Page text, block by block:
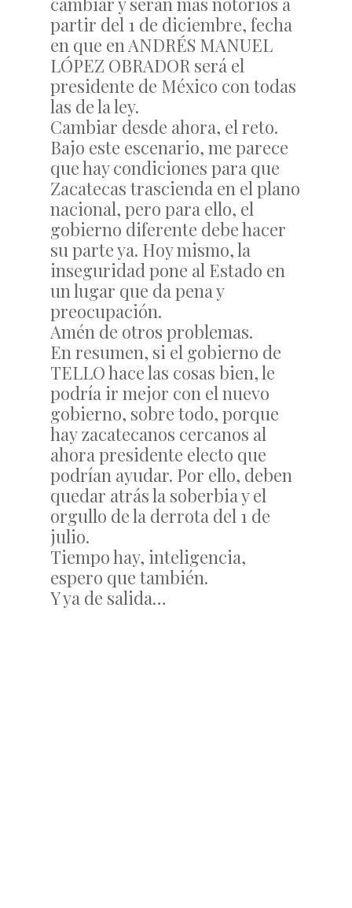
partir del 1 de diciembre, fecha
en que en ANDRÉS MANUEL
LÓPEZ OBRADOR será el
presidente de México con todas
las de la ley.
Cambiar desde ahora, el reto.
Bajo este escenario, me parece
que hay condiciones para que
Zacatecas trascienda en el plano
nacional, pero para ello, el
gobierno diferente debe hacer
su parte ya. Hoy mismo, la
inseguridad pone al Estado en
un lugar que da pena y
preocupación.
Amén de otros problemas.
En resumen, si el gobierno de
TELLO hace las cosas bien, le
podría ir mejor con el nuevo
gobierno, sobre todo, porque
hay zacatecanos cercanos al
ahora presidente electo que
podrían ayudar. Por ello, deben
quedar atrás la soberbia y el
orgullo de la derrota del 1 de
julio.
Tiempo hay, inteligencia,
espero que también.
Y ya de salida…